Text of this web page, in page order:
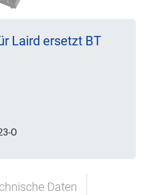
Laird ersetzt BT
O
Daten